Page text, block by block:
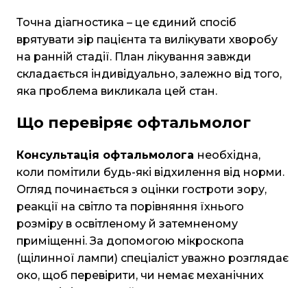
Точна діагностика – це єдиний спосіб
врятувати зір пацієнта та вилікувати хворобу
на ранній стадії. План лікування завжди
складається індивідуально, залежно від того,
яка проблема викликала цей стан.
Що перевіряє офтальмолог
Консультація офтальмолога необхідна,
коли помітили будь-які відхилення від норми.
Огляд починається з оцінки гостроти зору,
реакції на світло та порівняння їхнього
розміру в освітленому й затемненому
приміщенні. За допомогою мікроскопа
(щілинної лампи) спеціаліст уважно розглядає
око, щоб перевірити, чи немає механічних